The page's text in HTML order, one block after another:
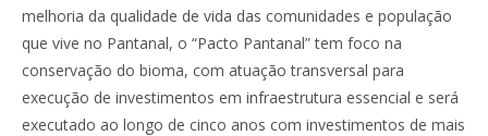
melhoria da qualidade de vida das comunidades e população
que vive no Pantanal, o “Pacto Pantanal” tem foco na
conservação do bioma, com atuação transversal para
execução de investimentos em infraestrutura essencial e será
executado ao longo de cinco anos com investimentos de mais